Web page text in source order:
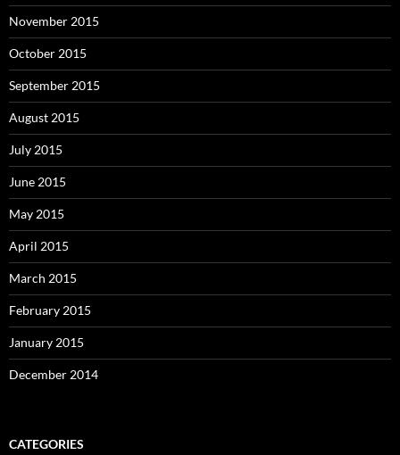
November 2015
October 2015
September 2015
August 2015
July 2015
June 2015
May 2015
April 2015
March 2015
February 2015
January 2015
December 2014
CATEGORIES